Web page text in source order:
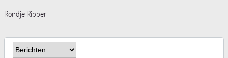
Rondje Ripper